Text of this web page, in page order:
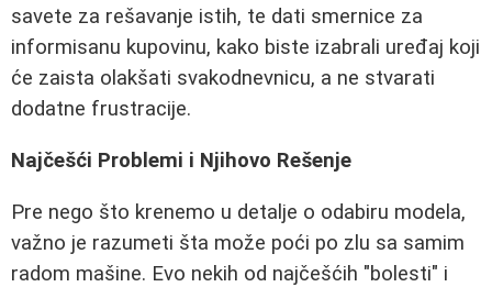
savete za rešavanje istih, te dati smernice za
informisanu kupovinu, kako biste izabrali uređaj koji
će zaista olakšati svakodnevnicu, a ne stvarati
dodatne frustracije.
Najčešći Problemi i Njihovo Rešenje
Pre nego što krenemo u detalje o odabiru modela,
važno je razumeti šta može poći po zlu sa samim
radom mašine. Evo nekih od najčešćih "bolesti" i